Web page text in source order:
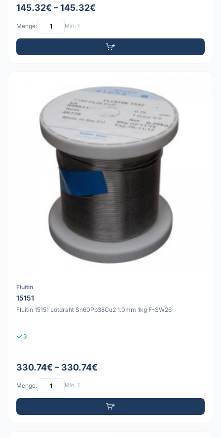
145.32€ – 145.32€
Menge: Min: 1
Fluitin
15151
Fluitin 15151 Lötdraht Sn60Pb38Cu2 1.0mm 1kg F-SW26
3
330.74€ – 330.74€
Menge: Min: 1